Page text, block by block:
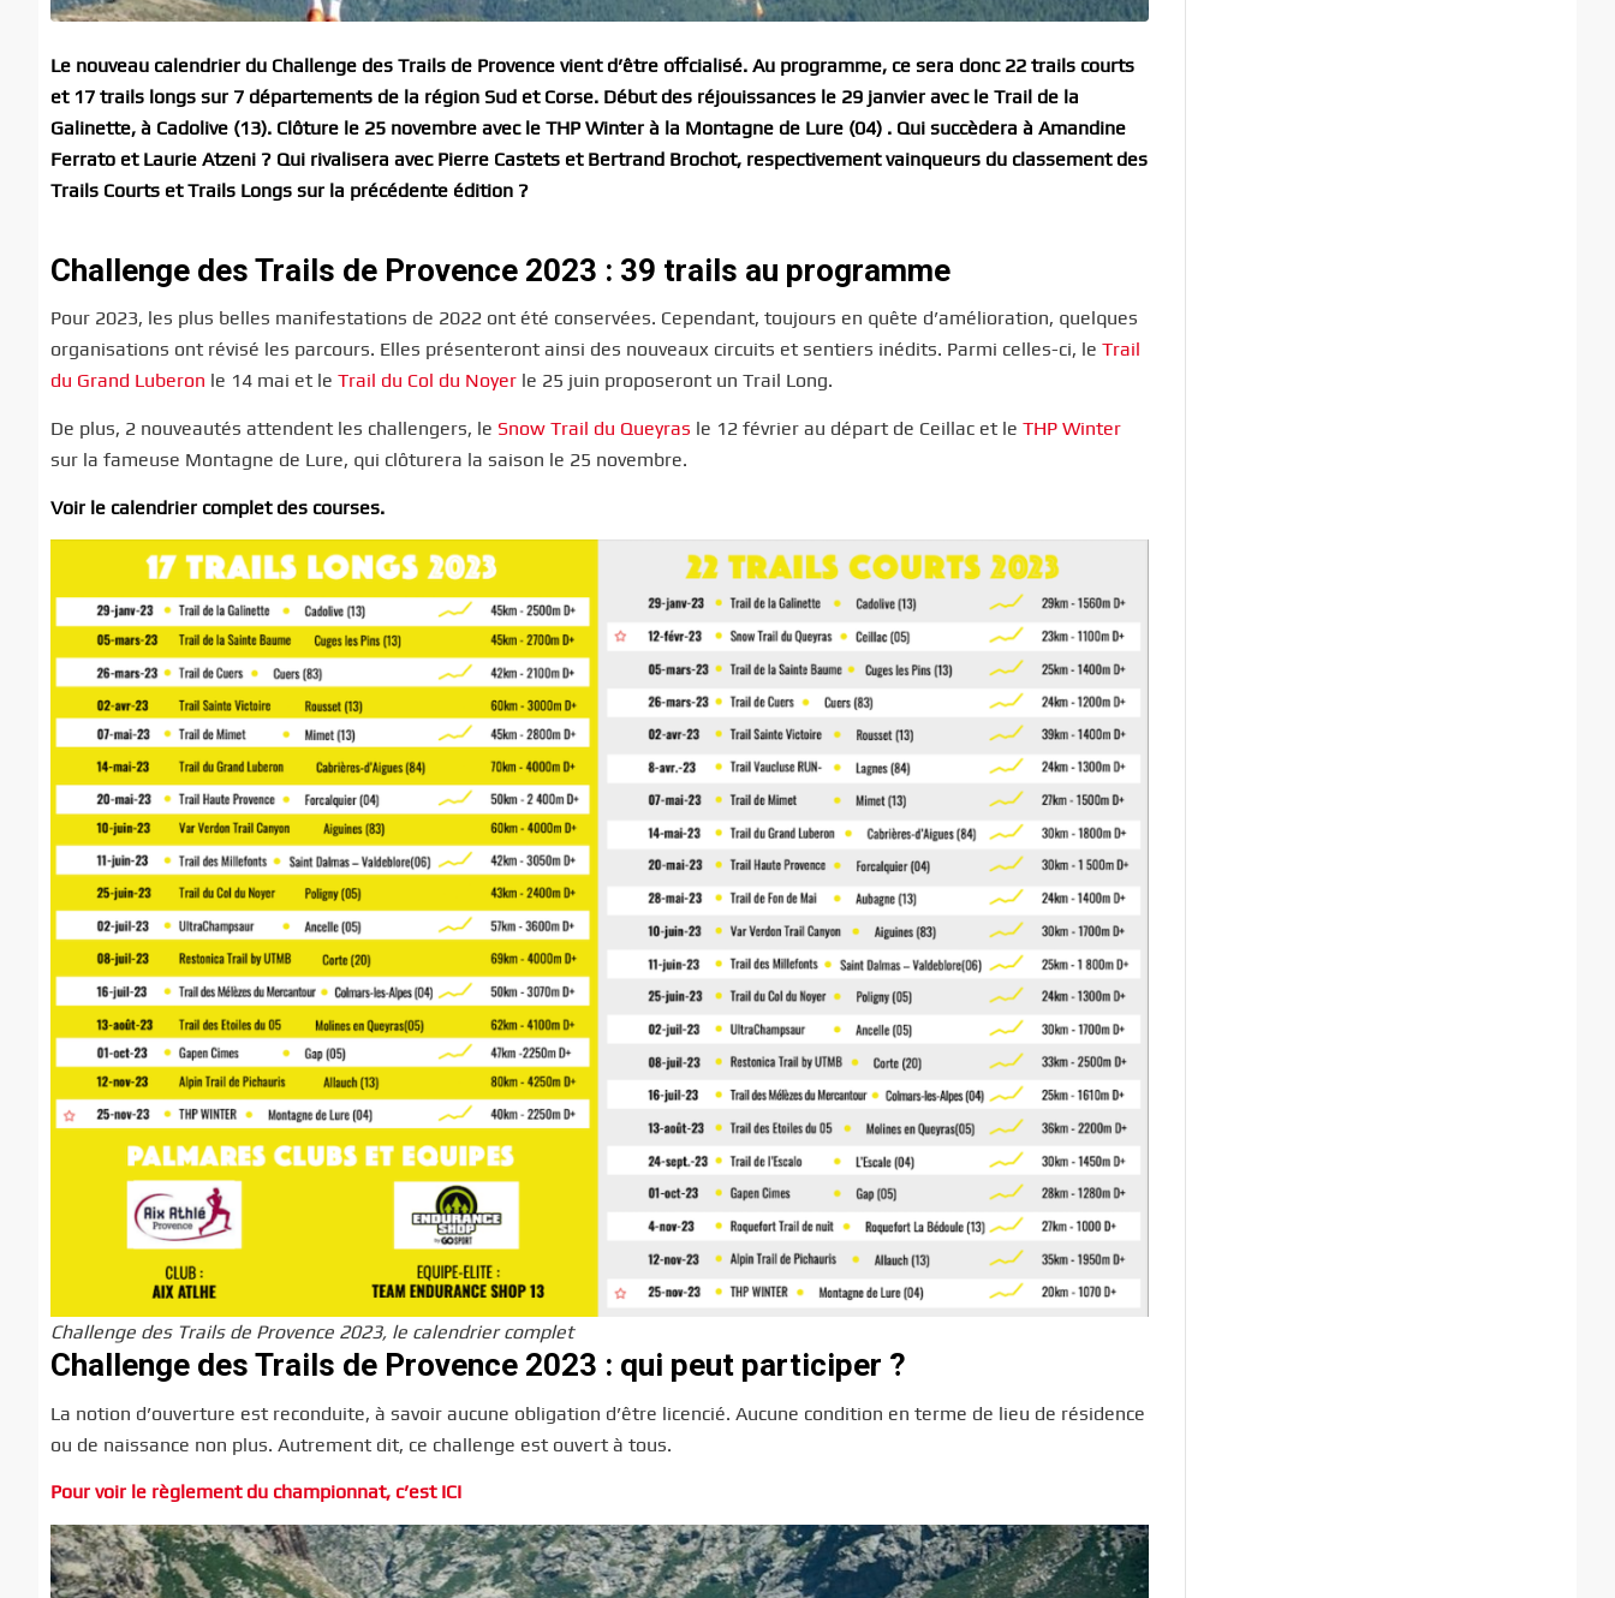
Le nouveau calendrier du Challenge des Trails de Provence vient d’être offcialisé. Au programme, ce sera donc 22 trails courts
et 17 trails longs sur 7 départements de la région Sud et Corse. Début des réjouissances le 29 janvier avec le Trail de la
Galinette, à Cadolive (13). Clôture le 25 novembre avec le THP Winter à la Montagne de Lure (04) . Qui succèdera à Amandine
Ferrato et Laurie Atzeni ? Qui rivalisera avec Pierre Castets et Bertrand Brochot, respectivement vainqueurs du classement des
Trails Courts et Trails Longs sur la précédente édition ?
Challenge des Trails de Provence 2023 : 39 trails au programme
Pour 2023, les plus belles manifestations de 2022 ont été conservées. Cependant, toujours en quête d’amélioration, quelques
organisations ont révisé les parcours. Elles présenteront ainsi des nouveaux circuits et sentiers inédits. Parmi celles-ci, le Trail
du Grand Luberon le 14 mai et le Trail du Col du Noyer le 25 juin proposeront un Trail Long.
De plus, 2 nouveautés attendent les challengers, le Snow Trail du Queyras le 12 février au départ de Ceillac et le THP Winter
sur la fameuse Montagne de Lure, qui clôturera la saison le 25 novembre.
Voir le calendrier complet des courses.
Challenge des Trails de Provence 2023, le calendrier complet
Challenge des Trails de Provence 2023 : qui peut participer ?
La notion d’ouverture est reconduite, à savoir aucune obligation d’être licencié. Aucune condition en terme de lieu de résidence
ou de naissance non plus. Autrement dit, ce challenge est ouvert à tous.
Pour voir le règlement du championnat, c’est ICI